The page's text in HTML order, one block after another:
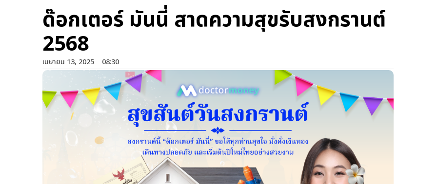
ด๊อกเตอร์ มันนี่ สาดความสุขรับสงกรานต์
2568
เมษายน 13, 2025 08:30